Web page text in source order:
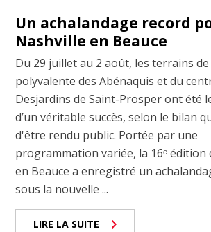
Un achalandage record
Nashville en Beauce
Du 29 juillet au 2 août, les terrains de
polyvalente des Abénaquis et du
Desjardins de Saint-Prosper ont été
d’un véritable succès, selon le bilan
d'être rendu public. Portée par une
programmation variée, la 16ᵉ édition
en Beauce a enregistré un
sous la nouvelle ...
LIRE LA SUITE